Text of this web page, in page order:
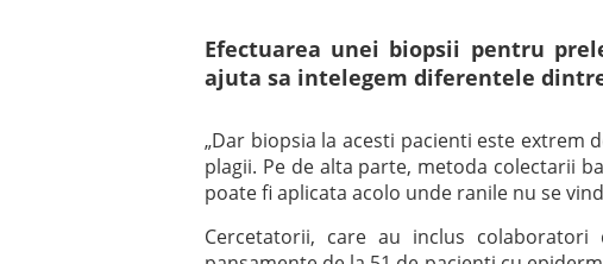
Efectuarea unei biopsii pentru
ajuta sa intelegem diferentele
„Dar biopsia la acesti pacienti este extrem
plagii. Pe de alta parte, metoda colectarii
poate fi aplicata acolo unde ranile nu se
Cercetatorii, care au inclus